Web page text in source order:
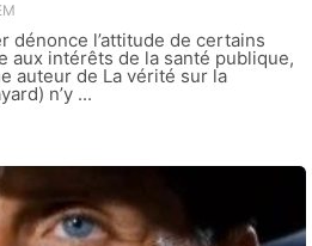
dénonce l’attitude de certains
aux intérêts de la santé publique,
auteur de La vérité sur la
n’y ...